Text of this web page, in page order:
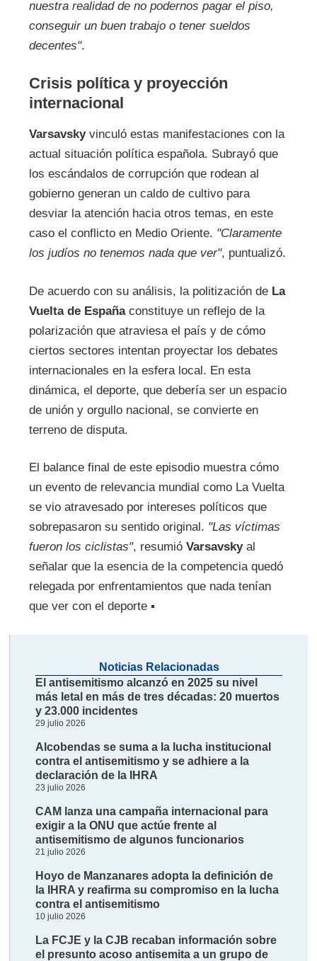
nuestra realidad de no podernos pagar el piso,
conseguir un buen trabajo o tener sueldos
decentes".
Crisis política y proyección
internacional
Varsavskyvinculó estas manifestaciones con la
actual situación política española. Subrayó que
los escándalos de corrupción que rodean al
gobierno generan un caldo de cultivo para
desviar la atención hacia otros temas, en este
caso el conflicto en Medio Oriente. "Claramente
los judíos no tenemos nada que ver", puntualizó.
De acuerdo con su análisis, la politización de La
Vuelta de Españaconstituye un reflejo de la
polarización que atraviesa el país y de cómo
ciertos sectores intentan proyectar los debates
internacionales en la esfera local. En esta
dinámica, el deporte, que debería ser un espacio
de unión y orgullo nacional, se convierte en
terreno de disputa.
El balance final de este episodio muestra cómo
un evento de relevancia mundial como La Vuelta
se vio atravesado por intereses políticos que
sobrepasaron su sentido original. "Las víctimas
fueron los ciclistas", resumió Varsavskyal
señalar que la esencia de la competencia quedó
relegada por enfrentamientos que nada tenían
que ver con el deporte ▪
Noticias Relacionadas
El antisemitismo alcanzó en 2025 su nivel
más letal en más de tres décadas: 20 muertos
y 23.000 incidentes
29 julio 2026
Alcobendas se suma a la lucha institucional
contra el antisemitismo y se adhiere a la
declaración de la IHRA
23 julio 2026
CAM lanza una campaña internacional para
exigir a la ONU que actúe frente al
antisemitismo de algunos funcionarios
21 julio 2026
Hoyo de Manzanares adopta la definición de
la IHRA y reafirma su compromiso en la lucha
contra el antisemitismo
10 julio 2026
La FCJE y la CJB recaban información sobre
el presunto acoso antisemita a un grupo de